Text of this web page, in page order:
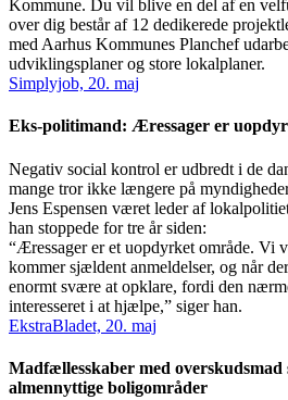
Kommune. Du vil blive en del af en
over dig består af 12 dedikerede
med Aarhus Kommunes Planchef
udviklingsplaner og store lokalplaner.
Simplyjob, 20. maj
Eks-politimand: Æressager er
Negativ social kontrol er udbredt i de
mange tror ikke længere på
Jens Espensen været leder af
han stoppede for tre år siden:
“Æressager er et uopdyrket område. Vi
kommer sjældent anmeldelser, og når
enormt svære at opklare, fordi den
interesseret i at hjælpe,” siger han.
EkstraBladet, 20. maj
Madfællesskaber med overskudsmad
almennyttige boligområder